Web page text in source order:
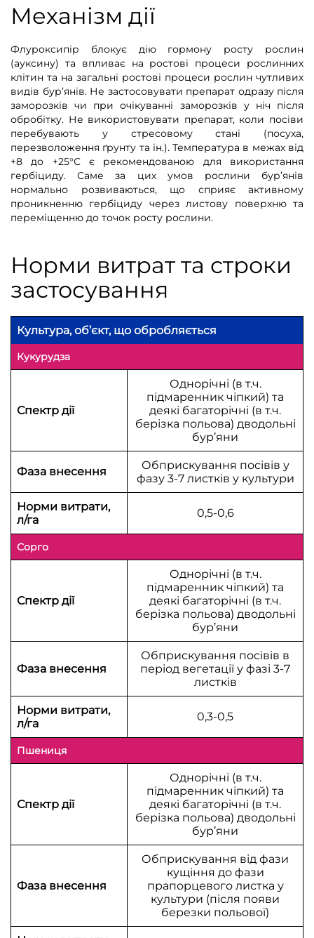
Механізм дії
Флуроксипір блокує дію гормону росту рослин
(ауксину) та впливає на ростові процеси рослинних
клітин та на загальні ростові процеси рослин чутливих
видів бур’янів. Не застосовувати препарат одразу після
заморозків чи при очікуванні заморозків у ніч після
обробітку. Не використовувати препарат, коли посіви
перебувають у стресовому стані (посуха,
перезволоження ґрунту та ін.). Температура в межах від
+8 до +25°С є рекомендованою для використання
гербіциду. Саме за цих умов рослини бур’янів
нормально розвиваються, що сприяє активному
проникненню гербіциду через листову поверхню та
переміщенню до точок росту рослини.
Норми витрат та строки
застосування
Культура, об’єкт, що обробляється
Кукурудза
Спектр дії
Однорічні (в т.ч.
підмаренник чіпкий) та
деякі багаторічні (в т.ч.
берізка польова) дводольні
бур’яни
Фаза внесення
Обприскування посівів у
фазу 3-7 листків у культури
Норми витрати,
л/га
0,5-0,6
Сорго
Спектр дії
Однорічні (в т.ч.
підмаренник чіпкий) та
деякі багаторічні (в т.ч.
берізка польова) дводольні
бур’яни
Фаза внесення
Обприскування посівів в
період вегетації у фазі 3-7
листків
Норми витрати,
л/га
0,3-0,5
Пшениця
Спектр дії
Однорічні (в т.ч.
підмаренник чіпкий) та
деякі багаторічні (в т.ч.
берізка польова) дводольні
бур’яни
Фаза внесення
Обприскування від фази
кущіння до фази
прапорцевого листка у
культури (після появи
березки польової)